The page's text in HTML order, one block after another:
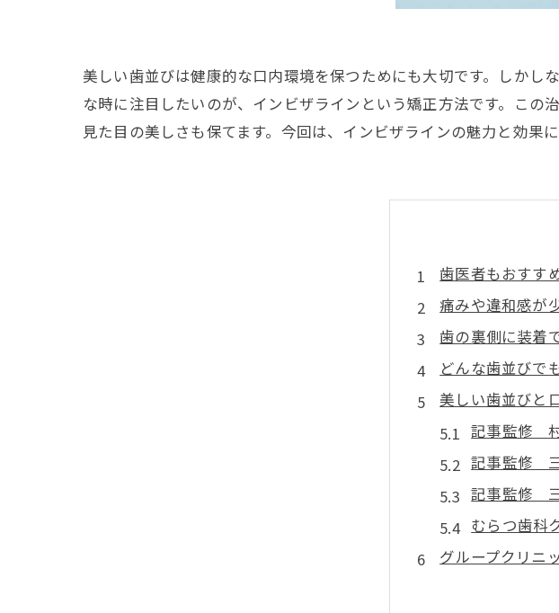
美しい歯並びは健康的な口内環境を保つためにも大切です。しか
な時に注目したいのが、インビザラインという矯正方法です。この
見た目の美しさも保てます。今回は、インビザラインの魅力と効果に
歯医者もおすす
痛みや違和感が
歯の裏側に装着
どんな歯並びで
美しい歯並びと
記事監修
記事監修
記事監修
むらつ歯科
グループクリニ